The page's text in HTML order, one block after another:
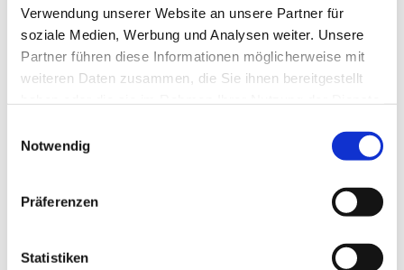
Verwendung unserer Website an unsere Partner für
soziale Medien, Werbung und Analysen weiter. Unsere
Partner führen diese Informationen möglicherweise mit
weiteren Daten zusammen, die Sie ihnen bereitgestellt
Notwendig
Präferenzen
Statistiken